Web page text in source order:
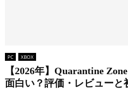
PC XBOX
【2026年】Quarantine
面白い？評価・レビューと